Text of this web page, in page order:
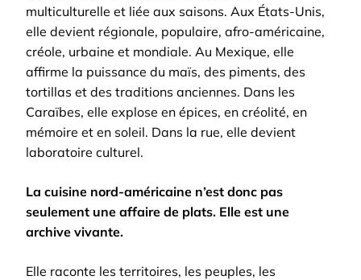
multiculturelle et liée aux saisons. Aux États-Unis,
elle devient régionale, populaire, afro-américaine,
créole, urbaine et mondiale. Au Mexique, elle
affirme la puissance du maïs, des piments, des
tortillas et des traditions anciennes. Dans les
Caraïbes, elle explose en épices, en créolité, en
mémoire et en soleil. Dans la rue, elle devient
laboratoire culturel.
La cuisine nord-américaine n’est donc pas
seulement une affaire de plats. Elle est une
archive vivante.
Elle raconte les territoires, les peuples, les